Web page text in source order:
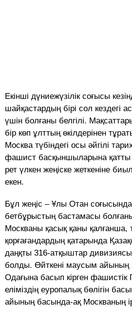
Екінші дүниежүзілік соғысы
шайқастардың бірі сол кездегі
үшін болғаны белгілі.
бір көп ұлттың өкілдерінен
Москва түбіндегі осы әйгілі
фашист басқыншыларына қатты
рет үлкен жеңіске жеткеніне
екен.
Бұл жеңіс – Ұлы Отан
бетбұрыстың бастамасы
Москваны қасық қаны қалғанша,
қорғағандардың қатарында
даңқты 316-атқыштар
болды. Өйткені маусым айының
Одағына басып кірген фашистік
еліміздің еуропалық бөлігін
айының басында-ақ Москваның